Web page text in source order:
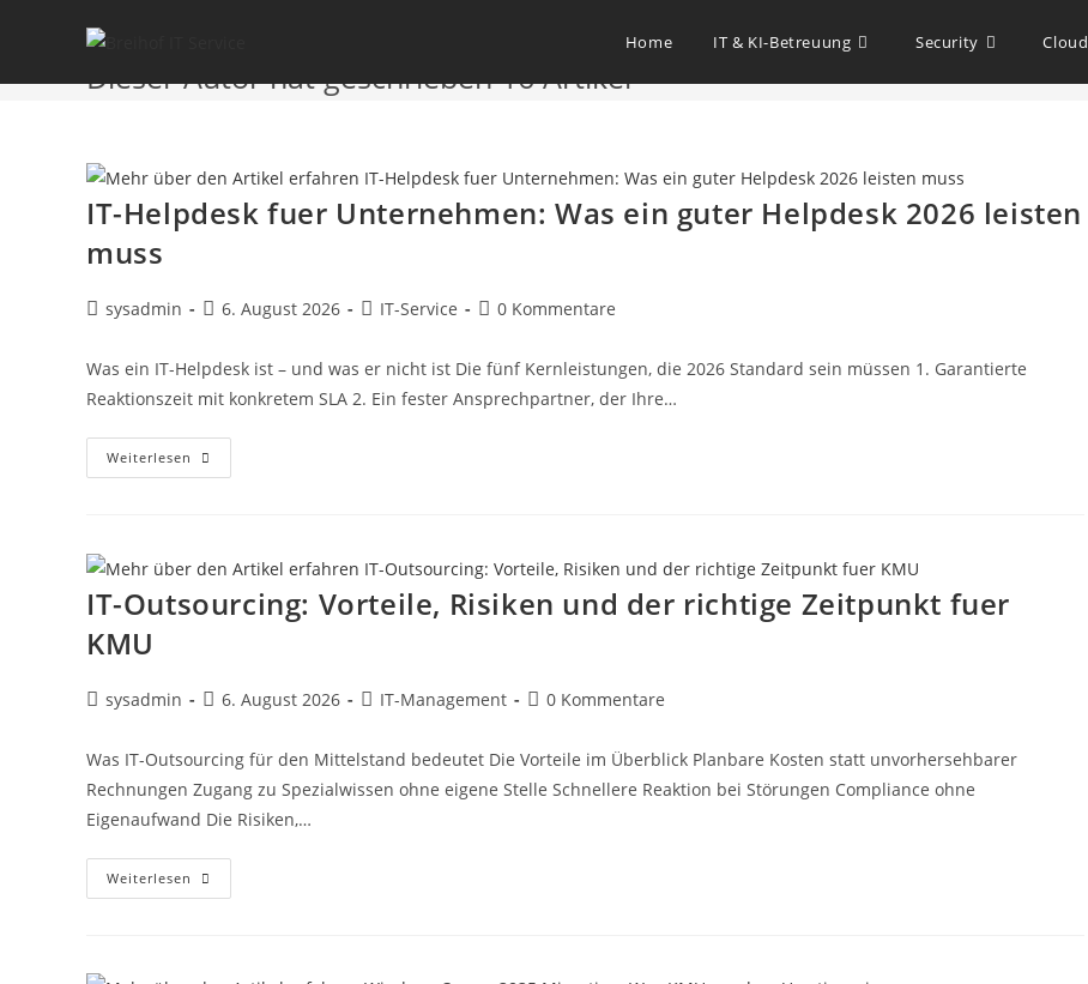
Home IT & KI-Betreuung Security Cloud
Autor:
Dieser Autor hat geschrieben 16 Artikel
IT-Helpdesk fuer Unternehmen: Was ein guter Helpdesk 2026 leisten
muss
sysadmin 6. August 2026 IT-Service 0 Kommentare
Was ein IT-Helpdesk ist – und was er nicht ist Die fünf Kernleistungen, die 2026 Standard sein müssen 1. Garantierte
Reaktionszeit mit konkretem SLA 2. Ein fester Ansprechpartner, der Ihre…
Weiterlesen
IT-Outsourcing: Vorteile, Risiken und der richtige Zeitpunkt fuer
KMU
sysadmin 6. August 2026 IT-Management 0 Kommentare
Was IT-Outsourcing für den Mittelstand bedeutet Die Vorteile im Überblick Planbare Kosten statt unvorhersehbarer
Rechnungen Zugang zu Spezialwissen ohne eigene Stelle Schnellere Reaktion bei Störungen Compliance ohne
Eigenaufwand Die Risiken,…
Weiterlesen